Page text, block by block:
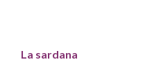
La sardana